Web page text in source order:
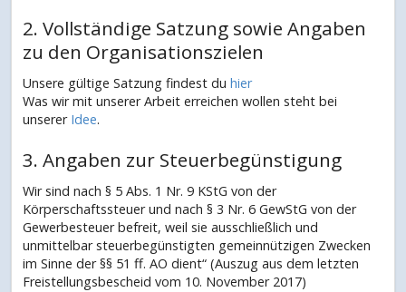
2. Vollständige Satzung sowie Angaben
zu den Organisationszielen
Unsere gültige Satzung findest du hier
Was wir mit unserer Arbeit erreichen wollen steht bei
unserer Idee.
3. Angaben zur Steuerbegünstigung
Wir sind nach § 5 Abs. 1 Nr. 9 KStG von der
Körperschaftssteuer und nach § 3 Nr. 6 GewStG von der
Gewerbesteuer befreit, weil sie ausschließlich und
unmittelbar steuerbegünstigten gemeinnützigen Zwecken
im Sinne der §§ 51 ff. AO dient“ (Auszug aus dem letzten
Freistellungsbescheid vom 10. November 2017)